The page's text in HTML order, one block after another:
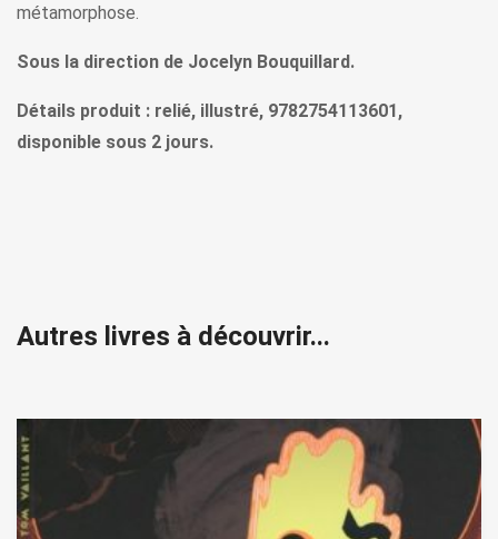
métamorphose.
Sous la direction de Jocelyn Bouquillard.
Détails produit : relié, illustré, 9782754113601,
disponible sous 2 jours.
Autres livres à découvrir...